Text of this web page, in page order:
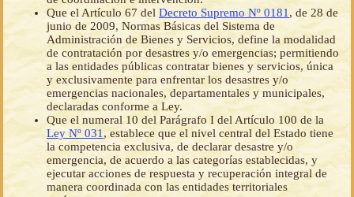
Que el Artículo 67 del Decreto Supremo Nº 0181 , de 28 de
junio de 2009, Normas Básicas del Sistema de
Administración de Bienes y Servicios, define la modalidad
de contratación por desastres y/o emergencias; permitiendo
a las entidades públicas contratar bienes y servicios, única
y exclusivamente para enfrentar los desastres y/o
emergencias nacionales, departamentales y municipales,
declaradas conforme a Ley.
Que el numeral 10 del Parágrafo I del Artículo 100 de la
Ley Nº 031, establece que el nivel central del Estado tiene
la competencia exclusiva, de declarar desastre y/o
emergencia, de acuerdo a las categorías establecidas, y
ejecutar acciones de respuesta y recuperación integral de
manera coordinada con las entidades territoriales